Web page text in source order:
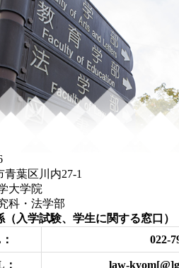
葉区川内27-1
大学院
科・法学部
（入学試験、学生に関する窓口）
022-
law-